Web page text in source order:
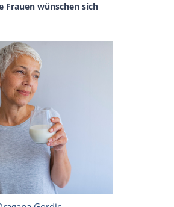
Frauen wünschen sich